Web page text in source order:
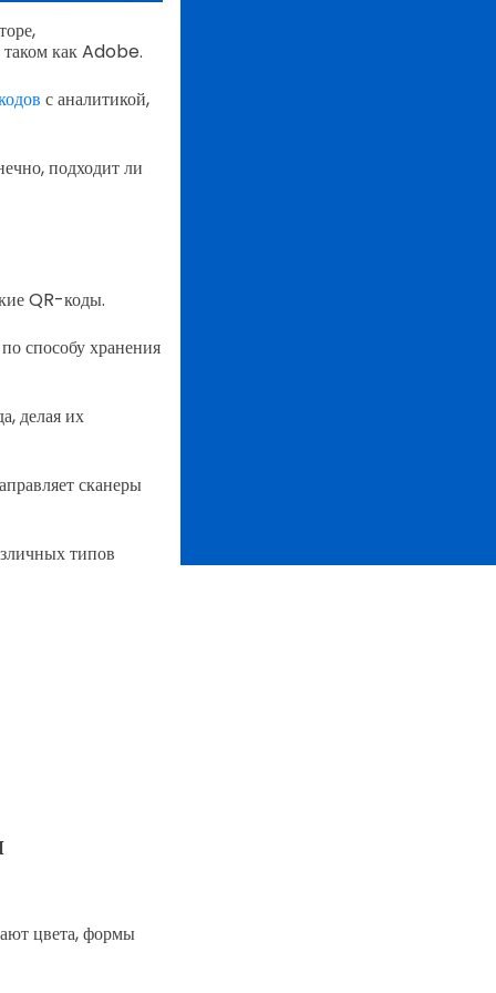
таком как Adobe.
с аналитикой,
подходит ли
QR-коды.
способу хранения
делая их
сканеры
типов
цвета, формы